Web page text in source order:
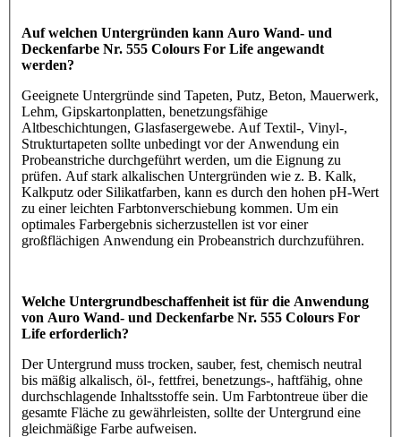
Auf welchen Untergründen kann Auro Wand- und
Deckenfarbe Nr. 555 Colours For Life angewandt
werden?
Geeignete Untergründe sind Tapeten, Putz, Beton, Mauerwerk,
Lehm, Gipskartonplatten, benetzungsfähige
Altbeschichtungen, Glasfasergewebe. Auf Textil-, Vinyl-,
Strukturtapeten sollte unbedingt vor der Anwendung ein
Probeanstriche durchgeführt werden, um die Eignung zu
prüfen. Auf stark alkalischen Untergründen wie z. B. Kalk,
Kalkputz oder Silikatfarben, kann es durch den hohen pH-Wert
zu einer leichten Farbtonverschiebung kommen. Um ein
optimales Farbergebnis sicherzustellen ist vor einer
großflächigen Anwendung ein Probeanstrich durchzuführen.
Welche Untergrundbeschaffenheit ist für die Anwendung
von Auro Wand- und Deckenfarbe Nr. 555 Colours For
Life erforderlich?
Der Untergrund muss trocken, sauber, fest, chemisch neutral
bis mäßig alkalisch, öl-, fettfrei, benetzungs-, haftfähig, ohne
durchschlagende Inhaltsstoffe sein. Um Farbtontreue über die
gesamte Fläche zu gewährleisten, sollte der Untergrund eine
gleichmäßige Farbe aufweisen.